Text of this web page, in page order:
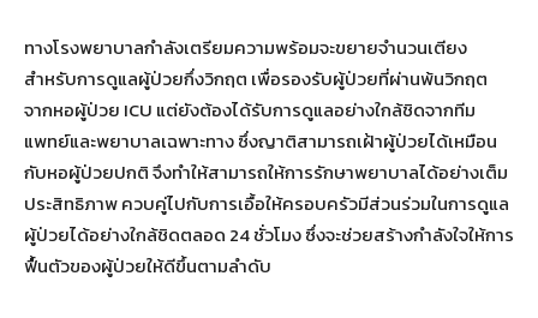
ทางโรงพยาบาลกำลังเตรียมความพร้อมจะขยายจำนวนเตียง
สำหรับการดูแลผู้ป่วยกึ่งวิกฤต เพื่อรองรับผู้ป่วยที่ผ่านพ้นวิกฤต
จากหอผู้ป่วย ICU แต่ยังต้องได้รับการดูแลอย่างใกล้ชิดจากทีม
แพทย์และพยาบาลเฉพาะทาง ซึ่งญาติสามารถเฝ้าผู้ป่วยได้เหมือน
กับหอผู้ป่วยปกติ จึงทำให้สามารถให้การรักษาพยาบาลได้อย่างเต็ม
ประสิทธิภาพ ควบคู่ไปกับการเอื้อให้ครอบครัวมีส่วนร่วมในการดูแล
ผู้ป่วยได้อย่างใกล้ชิดตลอด 24 ชั่วโมง ซึ่งจะช่วยสร้างกำลังใจให้การ
ฟื้นตัวของผู้ป่วยให้ดีขึ้นตามลำดับ